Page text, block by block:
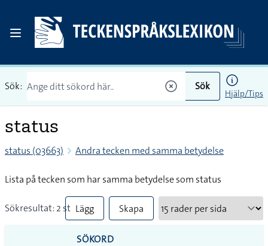
Sök: Sök
Hjälp/Tips
status
status (03663) Andra tecken med samma betydelse
Lista på tecken som har samma betydelse som status
Sökresultat: 2 st Lägg
till
Skapa
SÖKORD